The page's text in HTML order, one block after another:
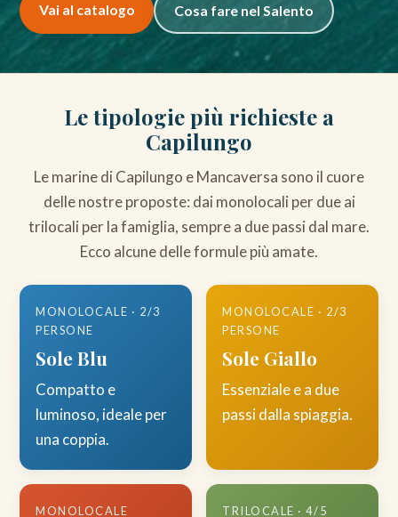
Vai al catalogo Cosa fare nel Salento
Le tipologie più richieste a
Capilungo
Le marine di Capilungo e Mancaversa sono il cuore
delle nostre proposte: dai monolocali per due ai
trilocali per la famiglia, sempre a due passi dal mare.
Ecco alcune delle formule più amate.
MONOLOCALE · 2/3
PERSONE
Sole Blu
Compatto e
luminoso, ideale per
una coppia.
MONOLOCALE · 2/3
PERSONE
Sole Giallo
Essenziale e a due
passi dalla spiaggia.
MONOLOCALE TRILOCALE · 4/5